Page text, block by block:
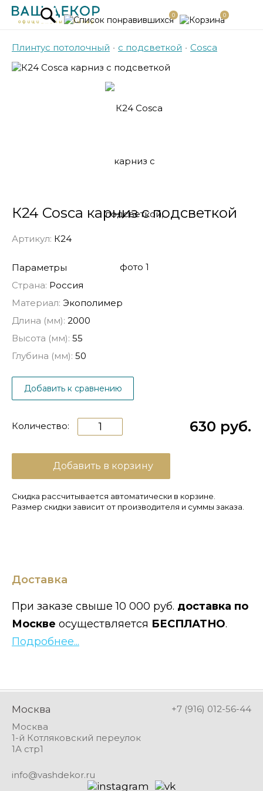
0 0
Плинтус потолочный • с подсветкой • Cosca
К24 Cosca карниз с подсветкой
Артикул: К24
Параметры
Страна: Россия
Материал: Экополимер
Длина (мм): 2000
Высота (мм): 55
Глубина (мм): 50
Добавить к сравнению
630 руб.
Количество:
Добавить в корзину
Скидка рассчитывается автоматически в корзине.
Размер скидки зависит от производителя и суммы заказа.
Доставка
При заказе свыше 10 000 руб. доставка по
Москве осуществляется БЕСПЛАТНО.
Подробнее...
Москва
+7 (916) 012-56-44
Москва
1-й Котляковский переулок
1А стр1
info@vashdekor.ru